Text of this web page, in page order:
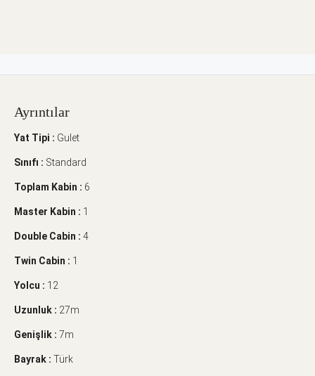
Ayrıntılar
Yat Tipi : Gulet
Sınıfı : Standard
Toplam Kabin : 6
Master Kabin : 1
Double Cabin : 4
Twin Cabin : 1
Yolcu : 12
Uzunluk : 27m
Genişlik : 7m
Bayrak : Türk